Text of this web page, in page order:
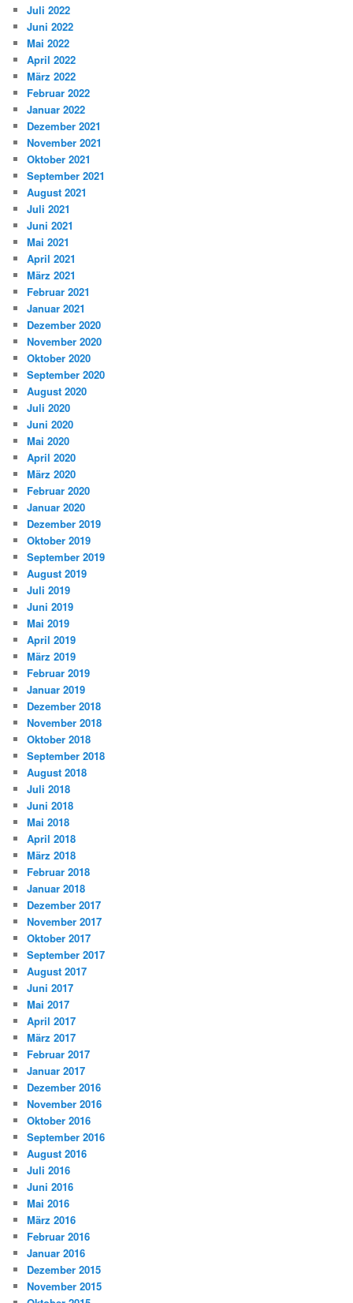
Juli 2022
Juni 2022
Mai 2022
April 2022
März 2022
Februar 2022
Januar 2022
Dezember 2021
November 2021
Oktober 2021
September 2021
August 2021
Juli 2021
Juni 2021
Mai 2021
April 2021
März 2021
Februar 2021
Januar 2021
Dezember 2020
November 2020
Oktober 2020
September 2020
August 2020
Juli 2020
Juni 2020
Mai 2020
April 2020
März 2020
Februar 2020
Januar 2020
Dezember 2019
Oktober 2019
September 2019
August 2019
Juli 2019
Juni 2019
Mai 2019
April 2019
März 2019
Februar 2019
Januar 2019
Dezember 2018
November 2018
Oktober 2018
September 2018
August 2018
Juli 2018
Juni 2018
Mai 2018
April 2018
März 2018
Februar 2018
Januar 2018
Dezember 2017
November 2017
Oktober 2017
September 2017
August 2017
Juni 2017
Mai 2017
April 2017
März 2017
Februar 2017
Januar 2017
Dezember 2016
November 2016
Oktober 2016
September 2016
August 2016
Juli 2016
Juni 2016
Mai 2016
März 2016
Februar 2016
Januar 2016
Dezember 2015
November 2015